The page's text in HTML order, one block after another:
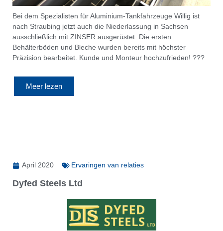
Bei dem Spezialisten für Aluminium-Tankfahrzeuge Willig ist
nach Straubing jetzt auch die Niederlassung in Sachsen
ausschließlich mit ZINSER ausgerüstet. Die ersten
Behälterböden und Bleche wurden bereits mit höchster
Präzision bearbeitet. Kunde und Monteur hochzufrieden! ???
Meer lezen
April 2020 Ervaringen van relaties
Dyfed Steels Ltd